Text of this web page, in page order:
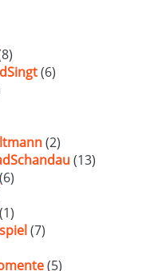
(6)
(2)
(13)
(6)
(1)
(7)
(5)